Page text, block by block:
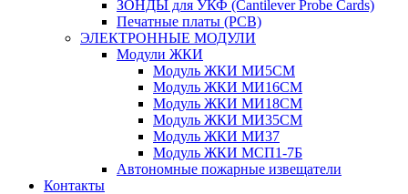
ЗОНДЫ для УКФ (Cantilever Probe Cards)
Печатные платы (PCB)
ЭЛЕКТРОННЫЕ МОДУЛИ
Модули ЖКИ
Модуль ЖКИ МИ5СМ
Модуль ЖКИ МИ16СМ
Модуль ЖКИ МИ18СМ
Модуль ЖКИ МИ35СМ
Модуль ЖКИ МИ37
Модуль ЖКИ МСП1-7Б
Автономные пожарные извещатели
Контакты